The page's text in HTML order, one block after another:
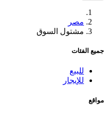
مصر
مشتول السوق
جميع الفئات
للبيع
للإيجار
مواقع